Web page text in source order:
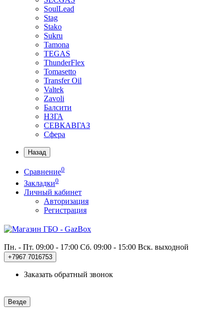
SoulLead
Stag
Stako
Sukru
Tamona
TEGAS
ThunderFlex
Tomasetto
Transfer Oil
Valtek
Zavoli
Балсити
НЗГА
СЕВКАВГАЗ
Сфера
Назад
Сравнение0
Закладки0
Личный кабинет
Авторизация
Регистрация
Пн. - Пт. 09:00 - 17:00 Сб. 09:00 - 15:00 Вск. выходной
+7967 7016753
Заказать обратный звонок
Везде